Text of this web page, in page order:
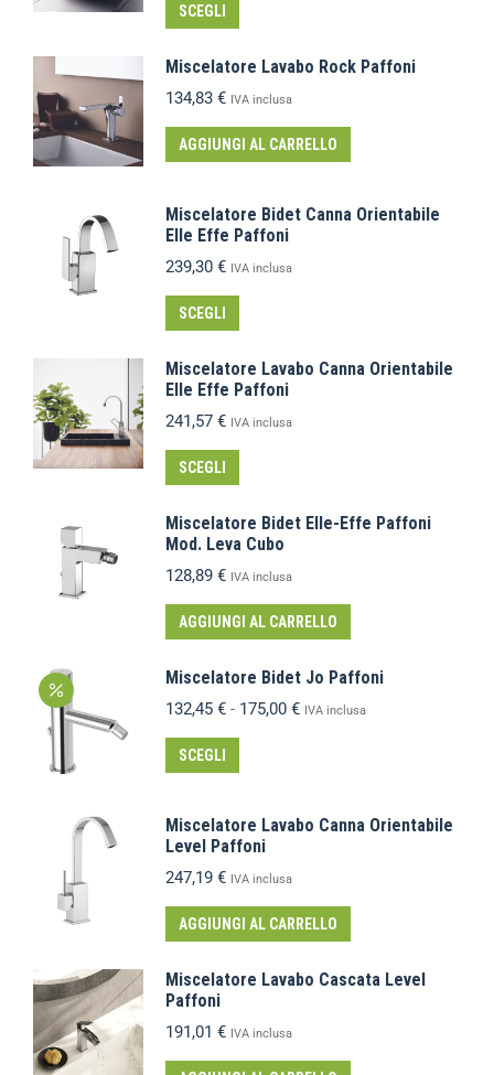
SCEGLI
Miscelatore Lavabo Rock Paffoni
134,83 € IVA inclusa
AGGIUNGI AL CARRELLO
Miscelatore Bidet Canna Orientabile
Elle Effe Paffoni
239,30 € IVA inclusa
SCEGLI
Miscelatore Lavabo Canna Orientabile
Elle Effe Paffoni
241,57 € IVA inclusa
SCEGLI
Miscelatore Bidet Elle-Effe Paffoni
Mod. Leva Cubo
128,89 € IVA inclusa
AGGIUNGI AL CARRELLO
Miscelatore Bidet Jo Paffoni
132,45 € - 175,00 € IVA inclusa
SCEGLI
Miscelatore Lavabo Canna Orientabile
Level Paffoni
247,19 € IVA inclusa
AGGIUNGI AL CARRELLO
Miscelatore Lavabo Cascata Level
Paffoni
191,01 € IVA inclusa